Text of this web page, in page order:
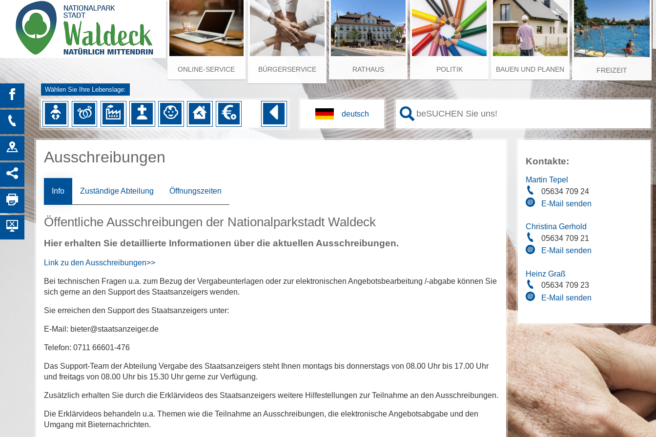
ONLINE-SERVICE BÜRGERSERVICE RATHAUS POLITIK BAUEN UND PLANEN FREIZEIT
Wählen Sie Ihre Lebenslage:
Ausschreibungen
Info Zuständige Abteilung Öffnungszeiten
Öffentliche Ausschreibungen der Nationalparkstadt Waldeck
Hier erhalten Sie detaillierte Informationen über die aktuellen Ausschreibungen.
Link zu den Ausschreibungen>>
Bei technischen Fragen u.a. zum Bezug der Vergabeunterlagen oder zur elektronischen Angebotsbearbeitung /-abgabe können Sie
sich gerne an den Support des Staatsanzeigers wenden.
Sie erreichen den Support des Staatsanzeigers unter:
E-Mail: bieter@staatsanzeiger.de
Telefon: 0711 66601-476
Das Support-Team der Abteilung Vergabe des Staatsanzeigers steht Ihnen montags bis donnerstags von 08.00 Uhr bis 17.00 Uhr
und freitags von 08.00 Uhr bis 15.30 Uhr gerne zur Verfügung.
Zusätzlich erhalten Sie durch die Erklärvideos des Staatsanzeigers weitere Hilfestellungen zur Teilnahme an den Ausschreibungen.
Die Erklärvideos behandeln u.a. Themen wie die Teilnahme an Ausschreibungen, die elektronische Angebotsabgabe und den
Umgang mit Bieternachrichten.
Kontakte:
Martin Tepel
05634 709 24
E-Mail senden
Christina Gerhold
05634 709 21
E-Mail senden
Heinz Graß
05634 709 23
E-Mail senden